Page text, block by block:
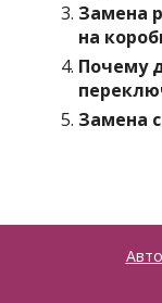
Замена
на
Почему
Замена